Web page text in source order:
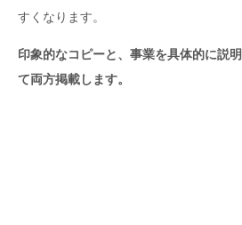
すくなります。
印象的なコピーと、事業を具体的に説
て両方掲載します。